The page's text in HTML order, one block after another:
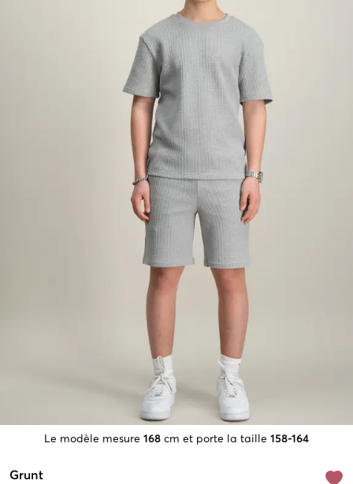
Le modèle mesure 168 cm et porte la taille 158-164
Grunt